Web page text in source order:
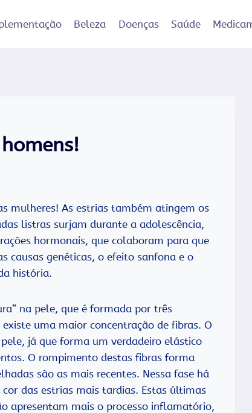
Beleza Doenças Saúde
mulheres! As estrias também atingem os
listras surjam durante a adolescência,
hormonais, que colaboram para que
causas genéticas, o efeito sanfona e o
história.
na pele, que é formada por três
uma maior concentração de fibras. O
já que forma um verdadeiro elástico
O rompimento destas fibras forma
são as mais recentes. Nessa fase há
das estrias mais tardias. Estas últimas
apresentam mais o processo inflamatório,